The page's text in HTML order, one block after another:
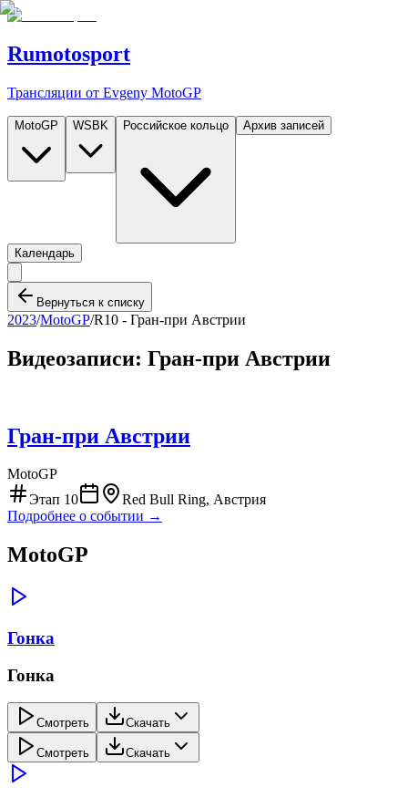
Rumotosport
Трансляции от Evgeny MotoGP
MotoGP WSBK Российское кольцо Архив записей
Календарь
Вернуться к списку
2023/MotoGP/R10 - Гран-при Австрии
Видеозаписи: Гран-при Австрии
Гран-при Австрии
MotoGP
Этап 10
Red Bull Ring, Австрия
Подробнее о событии →
MotoGP
Гонка
Гонка
Смотреть Скачать
Смотреть Скачать